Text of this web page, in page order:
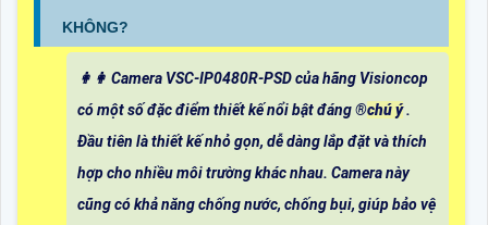
KHÔNG?
️👩‍👩 Camera VSC-IP0480R-PSD của hãng Visioncop
có một số đặc điểm thiết kế nổi bật đáng ®️chú ý.
Đầu tiên là thiết kế nhỏ gọn, dễ dàng lắp đặt và thích
hợp cho nhiều môi trường khác nhau. Camera này
cũng có khả năng chống nước, chống bụi, giúp bảo vệ